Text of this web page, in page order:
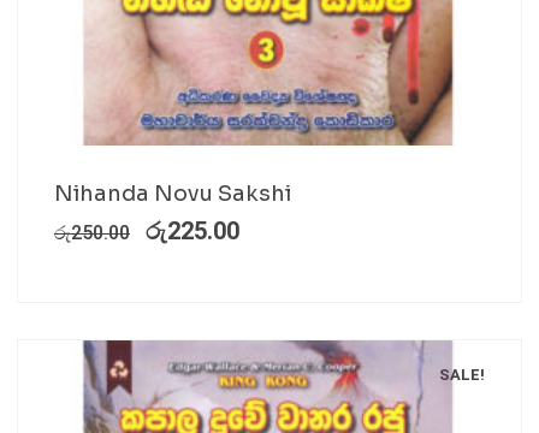
Nihanda Novu Sakshi
රු250.00 රු225.00
SALE!